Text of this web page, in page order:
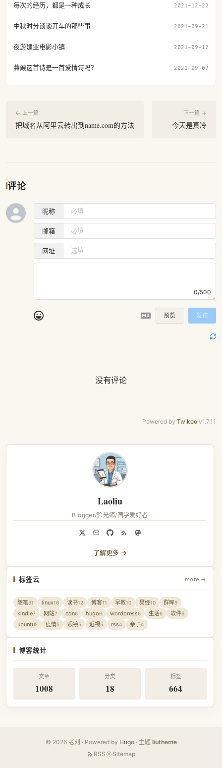
每次的经历，都是一种成长 2021-12-22
中秋时分谈谈开车的那些事 2021-09-21
夜游建业电影小镇 2021-09-12
蒹葭这首诗是一首爱情诗吗？ 2021-09-07
← 上一篇
把域名从阿里云转出到name.com的方法
下一篇 →
今天是真冷
评论
昵称
邮箱
网址
0/500
预览 发送
没有评论
Powered by Twikoo v1.7.11
Laoliu
Blogger/验光师/国学爱好者
了解更多 →
标签云 more →
随笔31 linux16 读书12 博客11 早教10 易经10 群晖9
kindle7 网站7 cdn6 hugo6 wordpress6 生活6 软件6
ubuntu5 疫情5 眼镜5 近视5 rss4 亲子4
博客统计
文章
1008
分类
18
标签
664
© 2026 老刘 · Powered by Hugo· 主题 liutheme
RSS
Sitemap